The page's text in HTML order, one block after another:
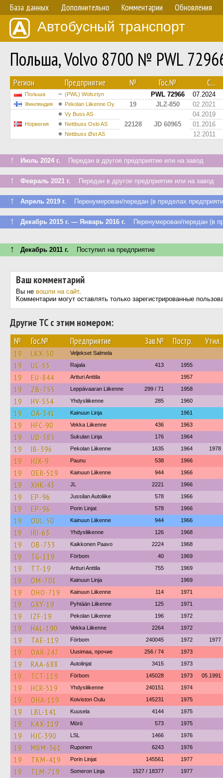
База данных Дополнительно Комментарии Обновления
Автобусный транспорт
Польша, Volvo 8700 № PWL
Регион Предприятие № Гос.№ С...
Польша (PWL) Wolsztyn PWL 72966 07.2024
Финляндия Pekolan Liikenne Oy 19 JLZ-850 02.2021
Норвегия
Vy Buss AS
22128 JD 60965
04.2019
Nettbuss Oslo AS 01.2016
Nettbuss Øst AS 12.2011
↑ Июль 2024 г. Передан в другое предприятие или на завод
↑ Февраль 2021 г. Передан в другое предприятие или на завод
↑ Апрель 2019 г. Перенумерован/передан (в пределах
↑ Декабрь 2015 г. — Январь 2016 г. Перенумерован/передан (в
↑ Декабрь 2011 г. Поступил на предприятие
Ваш комментарий
Вы не вошли на сайт.
Комментарии могут оставлять только зарегистрированные
Другие ТС с этим номером:
№ Гос.№ Предприятие Зав.№ Постр. Утил.
19 LKX-50 Veljekset Salmela
19 UC-55 Rajala 413 1955
19 EU-844 Artturi Anttila 1957
19 ZB-755 Leppävaaran Liikenne 299 / 71 1958
19 HV-554 Yhdysliikenne 285 1960
19 OÄ-341 Kainuun Linja 1961
19 HFC-90 Vekka Liikenne 436 1963
19 UD-585 Sukulan Linja 176 1964
19 IB-396 Pekolan Liikenne 1635 1964 1978
19 HJX-9 Paunu 538 1966
19 OER-519 Kainuun Liikenne 944 1966
19 XHK-43 JL 2221 1966
19 EP-96 Jussilan Autoliike 578 1966
19 EP-96 Porin Linjat 578 1966
19 OUL-50 Kainuun Liikenne 944 1966
19 IRI-63 Yhdysliikenne 126 1968
19 OB-753 Kaikkonen Paavo 2224 1968
19 TG-119 Förbom 40 1969
19 TT-19 Artturi Anttila 755 1969
19 OM-701 Kainuun Linja 1969
19 OHO-719 Kainuun Liikenne 114 1971
19 GXY-19 Pyhtään Liikenne 125 1971
19 IZF-19 Pekolan Liikenne 196 1972
19 HAL-190 Vekka Liikenne 2264 1972
19 TAE-119 Förbom 240045 1972 1977
19 OAR-247 Uusimaa, прочие 256 / 74 1973
19 RAA-688 Autolinjat 3415 1973
19 TCT-119 Förbom 145028 1973 05.1991
19 HCR-519 Yhdysliikenne 240151 1974
19 OHA-119 Koiviston Oulu 145231 1975
19 LBL-141 Kuusela 4144 1975
19 KAX-119 Mörö 573 1975
19 HJC-390 LSL 1466 1976
19 MBM-361 Ruponen 6243 1976
19 TKM-419 Porin Linjat 145561 1977
19 TLM-719 Someron Linja 1527 / 18377 1977